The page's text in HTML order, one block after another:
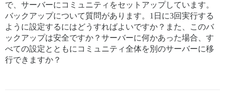
で、サーバーにコミュニティをセットアップしています。
バックアップについて質問があります。1日に3回実行する
ように設定するにはどうすればよいですか？また、このバ
ックアップは安全ですか？サーバーに何かあった場合、す
べての設定とともにコミュニティ全体を別のサーバーに移
行できますか？